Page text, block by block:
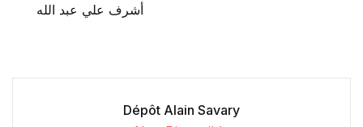
أشرف علي عبد الله
Dépôt Alain Savary